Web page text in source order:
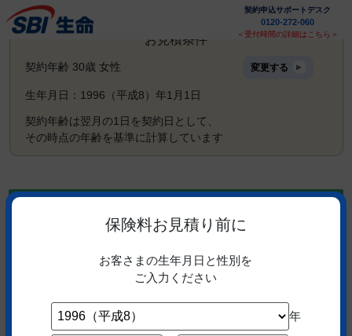
契約申込サポートデスク
0120-272-060
＜受付時間の詳細はこちら＞
保険料お見積り前に
お客さまの生年月日と性別を
ご入力ください
年
お見積条件
契約年齢 30歳 女性 変更する ▲
生年月日： 1996（平成8）年1月1日
契約年齢は翌月の1日を契約日として、
その時点の年齢を基準に計算しています
この保険のメリットはこちら